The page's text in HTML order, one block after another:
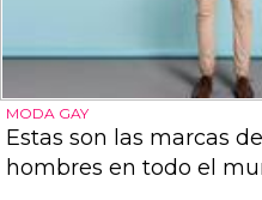
MODA GAY
Estas son las marcas
hombres en todo el